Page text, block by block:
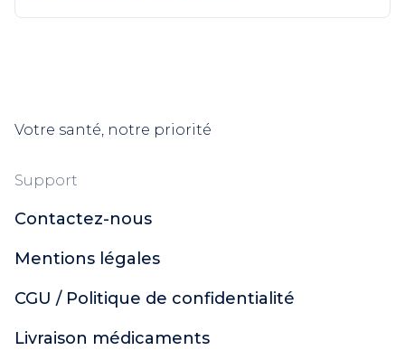
Votre santé, notre priorité
Support
Contactez-nous
Mentions légales
CGU / Politique de confidentialité
Livraison médicaments